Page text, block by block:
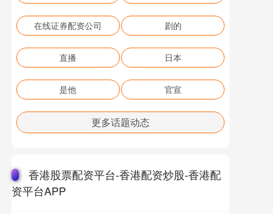
在线证券配资公司 剧的
直播 日本
是他 官宣
更多话题动态
香港股票配资平台-香港配资炒股-香港配
资平台APP